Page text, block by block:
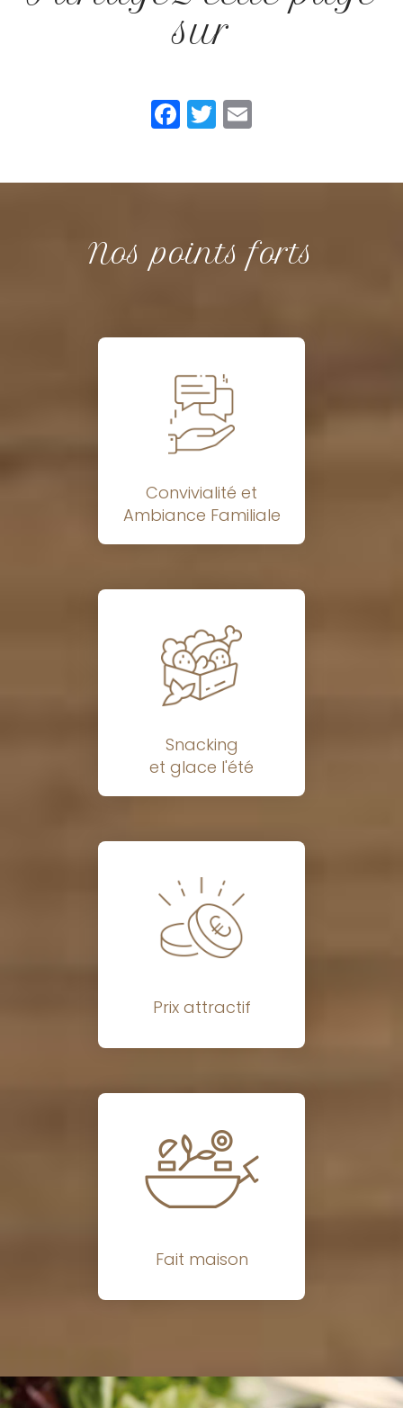
sur
Facebook
Twitter
Nos points forts
Convivialité et
Ambiance Familiale
Snacking
et glace l'été
Prix attractif
Fait maison